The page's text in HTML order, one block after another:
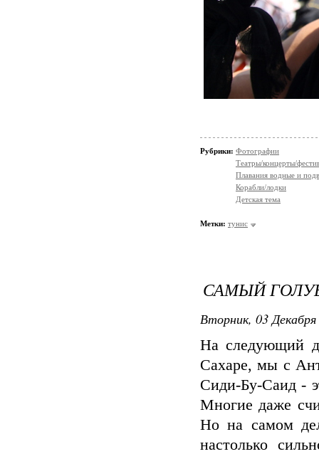
Рубрики: Фотографии
Театры/концерты/
Плавания водные и
Корабли/лодки
Детская тема
Метки: тунис
САМЫЙ
Вторник, 03
На следующий
Сахаре, мы с
Сиди-Бу-Саид -
Многие даже
Но на самом
настолько